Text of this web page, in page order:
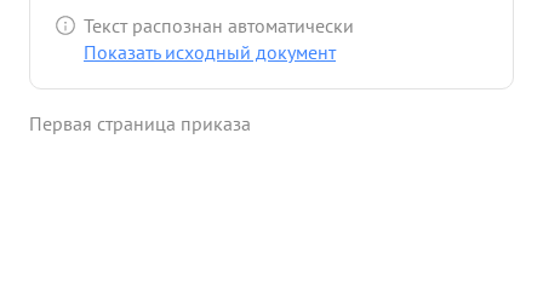
в Военно-Морском флоте 27 лет и 02 месяца
Достоин награждения орденом ...»
Текст распознан автоматически
Показать исходный документ
Первая страница приказа